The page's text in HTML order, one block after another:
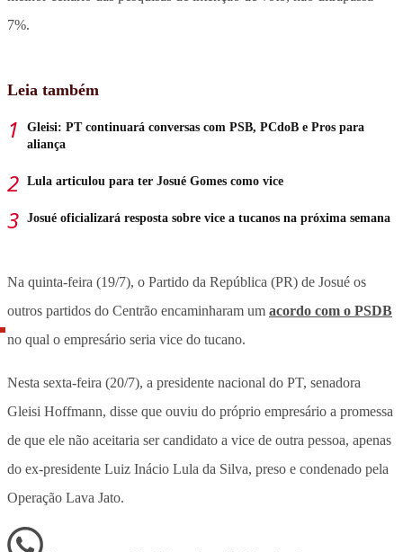
7%.
Leia também
Gleisi: PT continuará conversas com PSB, PCdoB e Pros para
aliança
Lula articulou para ter Josué Gomes como vice
Josué oficializará resposta sobre vice a tucanos na próxima semana
Na quinta-feira (19/7), o Partido da República (PR) de Josué os
outros partidos do Centrão encaminharam um acordo com o PSDB
no qual o empresário seria vice do tucano.
Nesta sexta-feira (20/7), a presidente nacional do PT, senadora
Gleisi Hoffmann, disse que ouviu do próprio empresário a promessa
de que ele não aceitaria ser candidato a vice de outra pessoa, apenas
do ex-presidente Luiz Inácio Lula da Silva, preso e condenado pela
Operação Lava Jato.